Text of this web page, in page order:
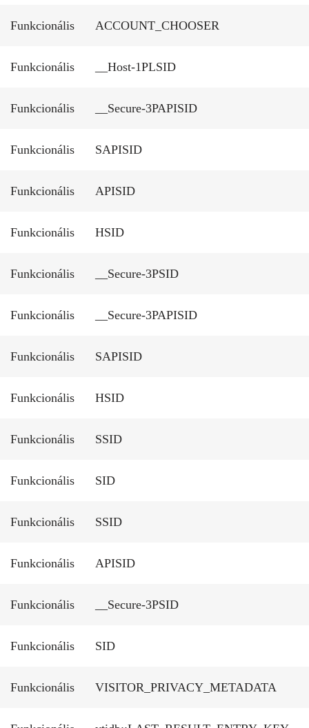
Funkcionális ACCOUNT_CHOOSER
Funkcionális __Host-1PLSID
Funkcionális __Secure-3PAPISID
Funkcionális SAPISID
Funkcionális APISID
Funkcionális HSID
Funkcionális __Secure-3PSID
Funkcionális __Secure-3PAPISID
Funkcionális SAPISID
Funkcionális HSID
Funkcionális SSID
Funkcionális SID
Funkcionális SSID
Funkcionális APISID
Funkcionális __Secure-3PSID
Funkcionális SID
Funkcionális VISITOR_PRIVACY_METADATA